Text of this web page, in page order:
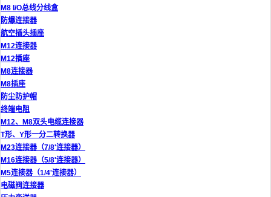
M8 I/O总线分线盒
防爆连接器
航空插头插座
M12连接器
M12插座
M8连接器
M8插座
防尘防护帽
终端电阻
M12、M8双头电缆连接器
T形、Y形一分二转换器
M23连接器（7/8'连接器）
M16连接器（5/8'连接器）
M5连接器（1/4'连接器）
电磁阀连接器